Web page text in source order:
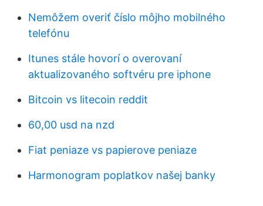
Nemôžem overiť číslo môjho mobilného
telefónu
Itunes stále hovorí o overovaní
aktualizovaného softvéru pre iphone
Bitcoin vs litecoin reddit
60,00 usd na nzd
Fiat peniaze vs papierove peniaze
Harmonogram poplatkov našej banky